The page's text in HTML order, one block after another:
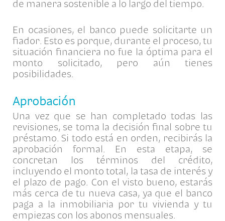
de manera sostenible a lo largo del tiempo.
En ocasiones, el banco puede solicitarte un
fiador. Esto es porque, durante el proceso, tu
situación financiera no fue la óptima para el
monto solicitado, pero aún tienes
posibilidades.
Aprobación
Una vez que se han completado todas las
revisiones, se toma la decisión final sobre tu
préstamo. Si todo está en orden, recibirás la
aprobación formal. En esta etapa, se
concretan los términos del crédito,
incluyendo el monto total, la tasa de interés y
el plazo de pago. Con el visto bueno, estarás
más cerca de tu nueva casa, ya que el banco
paga a la inmobiliaria por tu vivienda y tu
empiezas con los abonos mensuales.